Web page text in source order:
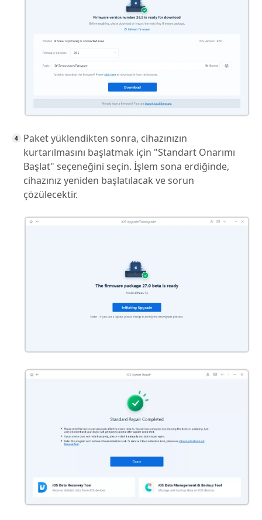
Paket yüklendikten sonra, cihazınızın
kurtarılmasını başlatmak için "Standart Onarımı
Başlat" seçeneğini seçin. İşlem sona erdiğinde,
cihazınız yeniden başlatılacak ve sorun
çözülecektir.